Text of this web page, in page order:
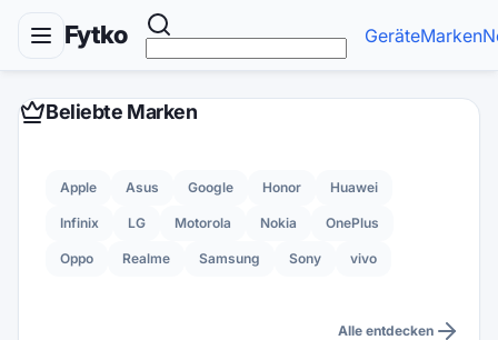
Fytko GeräteMarken
Beliebte Marken
Apple Asus Google Honor Huawei
Infinix LG Motorola Nokia OnePlus
Oppo Realme Samsung Sony vivo
Alle entdecken